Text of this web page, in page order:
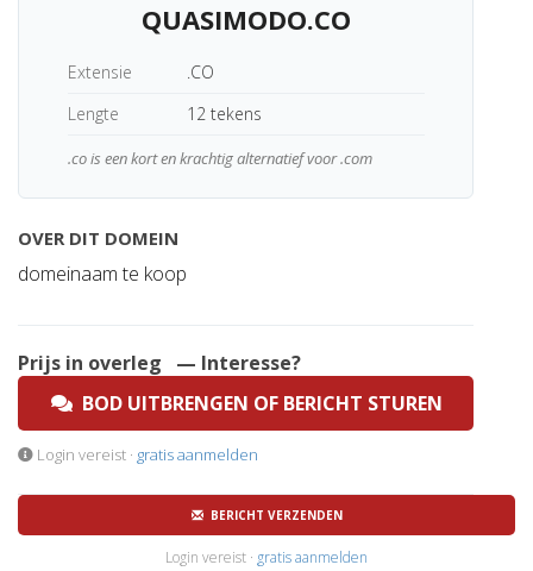
QUASIMODO.CO
Extensie
.CO
Lengte
12 tekens
.co is een kort en krachtig alternatief voor .com
OVER DIT DOMEIN
domeinaam te koop
Prijs in overleg
— Interesse?
BOD UITBRENGEN OF BERICHT STUREN
Login vereist · gratis aanmelden
BERICHT VERZENDEN
Login vereist · gratis aanmelden